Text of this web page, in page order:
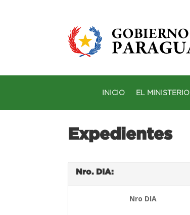
INICIO EL MINISTERIO
Expedientes
Nro. DIA:
Nro DIA